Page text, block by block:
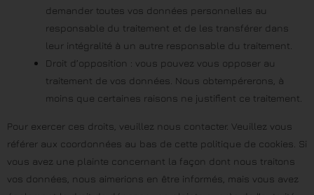
demander toutes vos données personnelles au
responsable du traitement et de les transférer dans
leur intégralité à un autre responsable du traitement.
Droit d’opposition : vous pouvez vous opposer au
traitement de vos données. Nous obtempérerons, à
moins que certaines raisons ne justifient ce traitement.
Pour exercer ces droits, veuillez nous contacter. Veuillez vous
référer aux coordonnées au bas de cette politique de cookies. Si
vous avez une plainte concernant la façon dont nous traitons
vos données, nous aimerions en être informés, mais vous avez